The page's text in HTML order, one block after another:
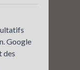
Google
des